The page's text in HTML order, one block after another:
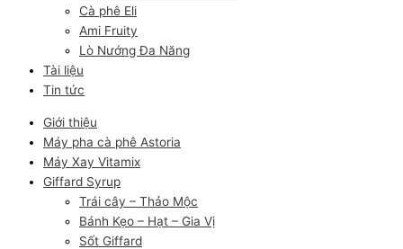
Cà phê Eli
Ami Fruity
Lò Nướng Đa Năng
Tài liệu
Tin tức
Giới thiệu
Máy pha cà phê Astoria
Máy Xay Vitamix
Giffard Syrup
Trái cây – Thảo Mộc
Bánh Kẹo – Hạt – Gia Vị
Sốt Giffard